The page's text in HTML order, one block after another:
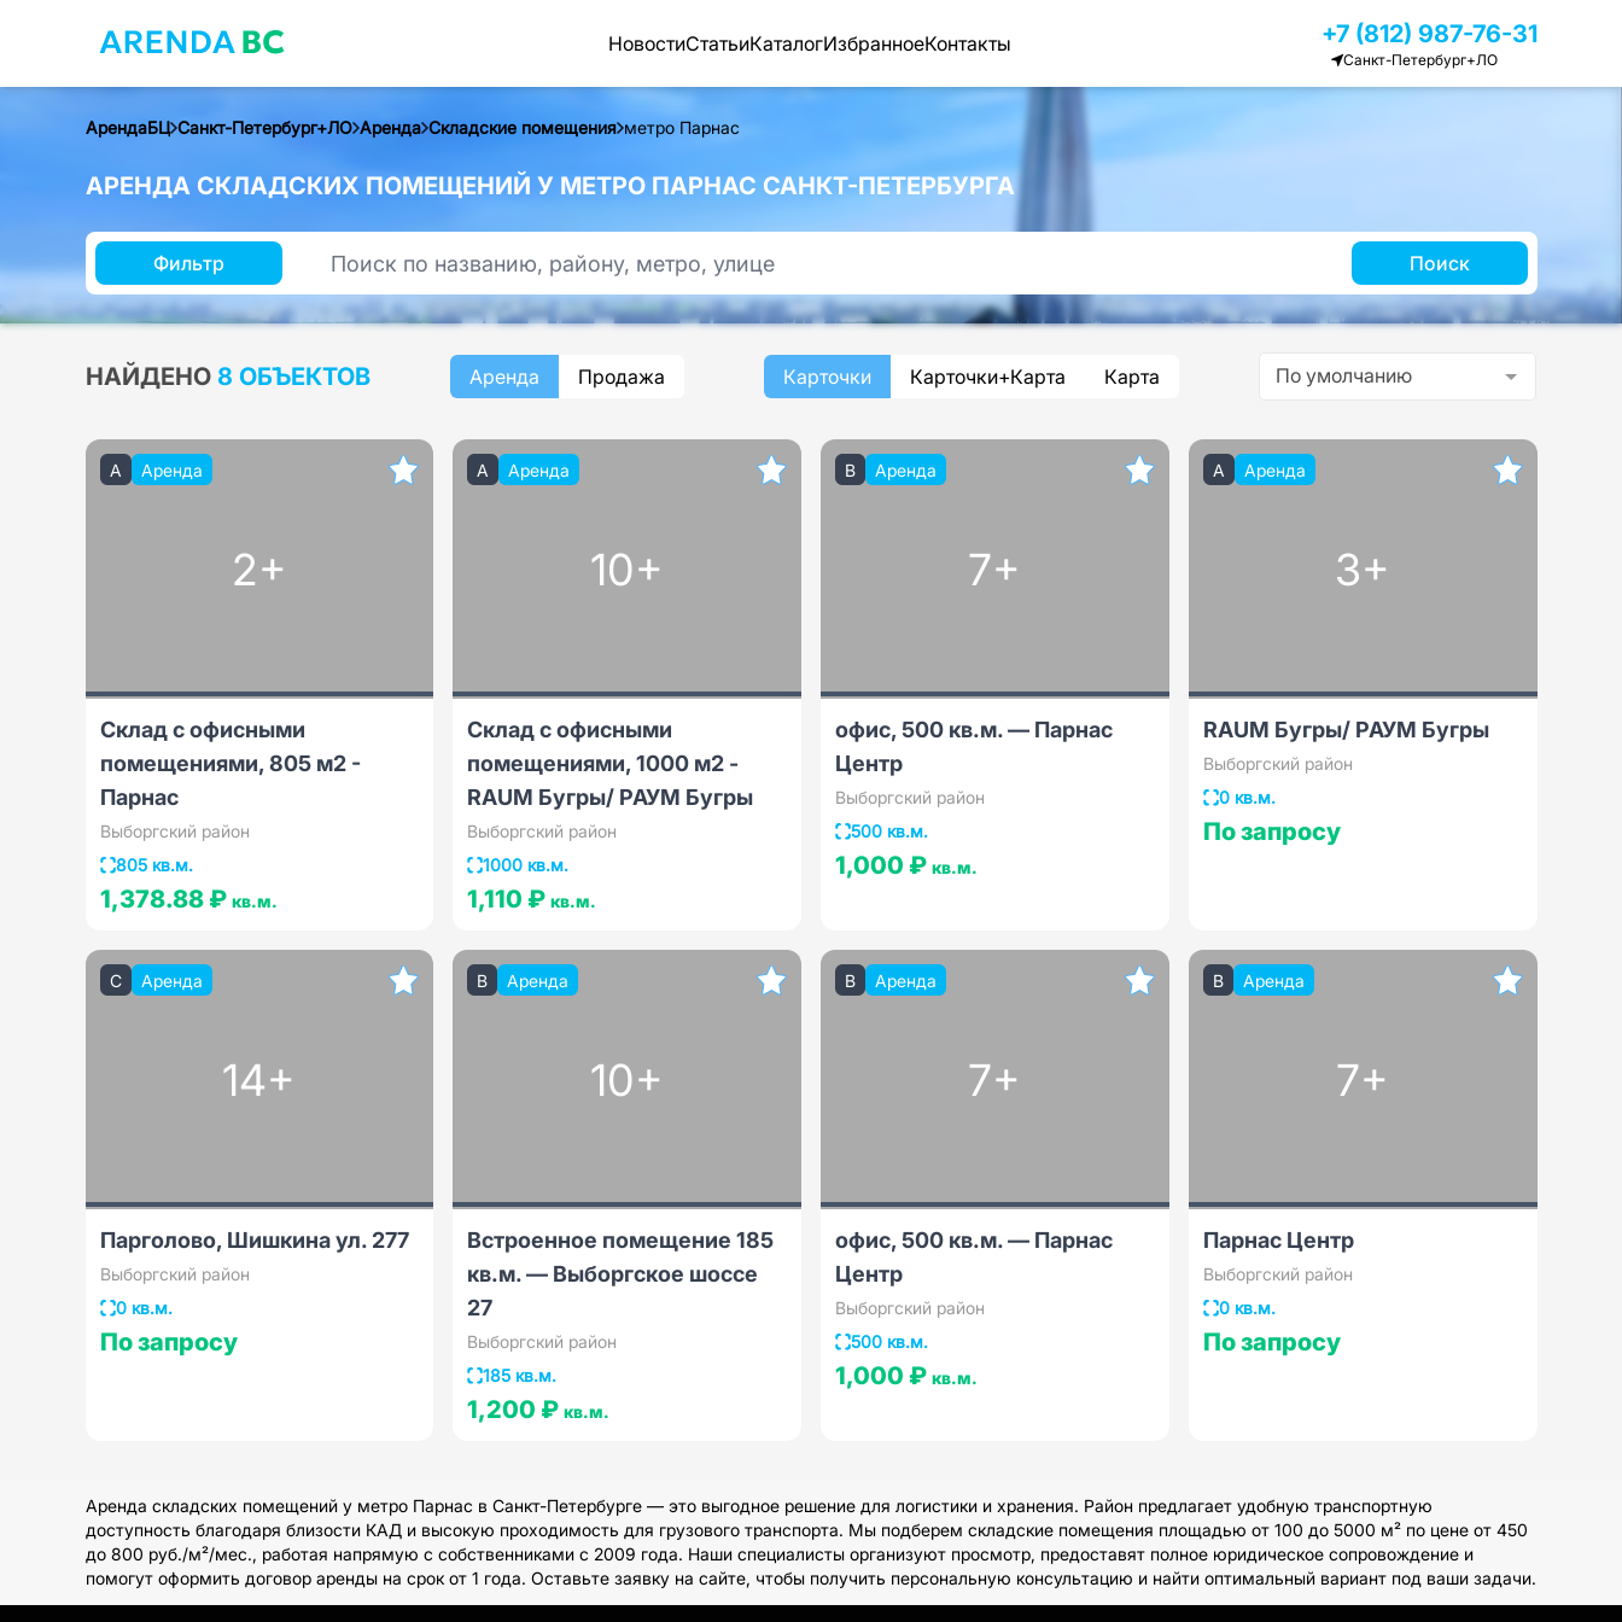
НовостиСтатьиКаталогИзбранноеКонтакты +7 (812) 987-76-31
Санкт-Петербург+ЛО
АрендаБЦ Санкт-Петербург+ЛО Аренда Складские помещения метро Парнас
АРЕНДА СКЛАДСКИХ ПОМЕЩЕНИЙ У МЕТРО ПАРНАС САНКТ-ПЕТЕРБУРГА
Фильтр Поиск
НАЙДЕНО 8 ОБЪЕКТОВ Аренда Продажа Карточки Карточки+Карта Карта По умолчанию
A Аренда
2+
Склад с офисными
помещениями, 805 м2 -
Парнас
Выборгский район
805 кв.м.
1,378.88 ₽ кв.м.
A Аренда
10+
Склад с офисными
помещениями, 1000 м2 -
RAUM Бугры/ РАУМ Бугры
Выборгский район
1000 кв.м.
1,110 ₽кв.м.
B Аренда
7+
офис, 500 кв.м. — Парнас
Центр
Выборгский район
500 кв.м.
1,000 ₽ кв.м.
A Аренда
3+
RAUM Бугры/ РАУМ Бугры
Выборгский район
0 кв.м.
По запросу
C Аренда
14+
Парголово, Шишкина ул. 277
Выборгский район
0 кв.м.
По запросу
B Аренда
10+
Встроенное помещение 185
кв.м. — Выборгское шоссе
27
Выборгский район
185 кв.м.
1,200 ₽кв.м.
B Аренда
7+
офис, 500 кв.м. — Парнас
Центр
Выборгский район
500 кв.м.
1,000 ₽ кв.м.
B Аренда
7+
Парнас Центр
Выборгский район
0 кв.м.
По запросу
Аренда складских помещений у метро Парнас в Санкт-Петербурге — это выгодное решение для логистики и хранения. Район предлагает удобную транспортную
доступность благодаря близости КАД и высокую проходимость для грузового транспорта. Мы подберем складские помещения площадью от 100 до 5000 м² по цене от 450
до 800 руб./м²/мес., работая напрямую с собственниками с 2009 года. Наши специалисты организуют просмотр, предоставят полное юридическое сопровождение и
помогут оформить договор аренды на срок от 1 года. Оставьте заявку на сайте, чтобы получить персональную консультацию и найти оптимальный вариант под ваши задачи.